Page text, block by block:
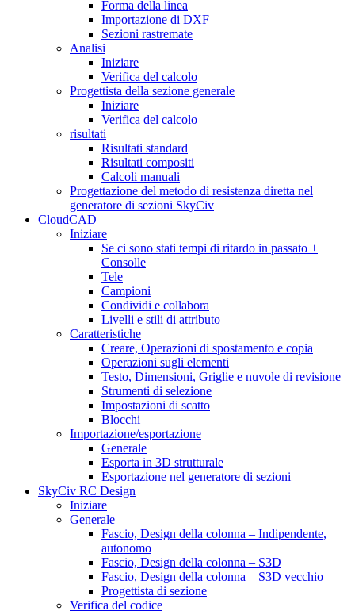
Forma della linea
Importazione di DXF
Sezioni rastremate
Analisi
Iniziare
Verifica del calcolo
Progettista della sezione generale
Iniziare
Verifica del calcolo
risultati
Risultati standard
Risultati compositi
Calcoli manuali
Progettazione del metodo di resistenza diretta nel
generatore di sezioni SkyCiv
CloudCAD
Iniziare
Se ci sono stati tempi di ritardo in passato +
Consolle
Tele
Campioni
Condividi e collabora
Livelli e stili di attributo
Caratteristiche
Creare, Operazioni di spostamento e copia
Operazioni sugli elementi
Testo, Dimensioni, Griglie e nuvole di revisione
Strumenti di selezione
Impostazioni di scatto
Blocchi
Importazione/esportazione
Generale
Esporta in 3D strutturale
Esportazione nel generatore di sezioni
SkyCiv RC Design
Iniziare
Generale
Fascio, Design della colonna – Indipendente,
autonomo
Fascio, Design della colonna – S3D
Fascio, Design della colonna – S3D vecchio
Progettista di sezione
Verifica del codice